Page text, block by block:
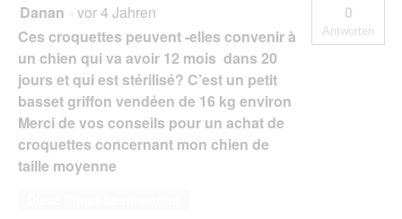
Danan · vor 4 Jahren
Ces croquettes peuvent -elles convenir à
un chien qui va avoir 12 mois dans 20
jours et qui est stérilisé? C’est un petit
basset griffon vendéen de 16 kg environ
Merci de vos conseils pour un achat de
croquettes concernant mon chien de
taille moyenne
0
Antworten